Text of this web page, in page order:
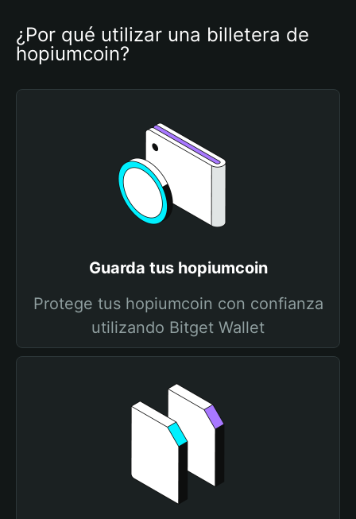
¿Por qué utilizar una billetera de
hopiumcoin?
Guarda tus hopiumcoin
Protege tus hopiumcoin con confianza
utilizando Bitget Wallet